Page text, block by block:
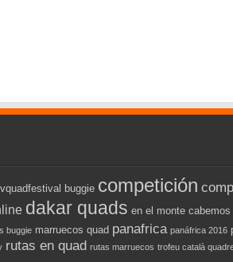
buggie competición
dakar quads en el monte cabemos
buggie marruecos quad panafrica panáfrica 2016
rutas en quad rutas marruecos trofeu català